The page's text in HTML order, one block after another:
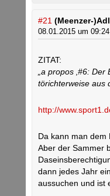
#21 (Meenzer-
08.01.2015 um
ZITAT:
„a propos ‚#6:
törichterweise aus
http://
Da kann man dem
Aber der Sammer
dann jedes Jahr
aussuchen und ist